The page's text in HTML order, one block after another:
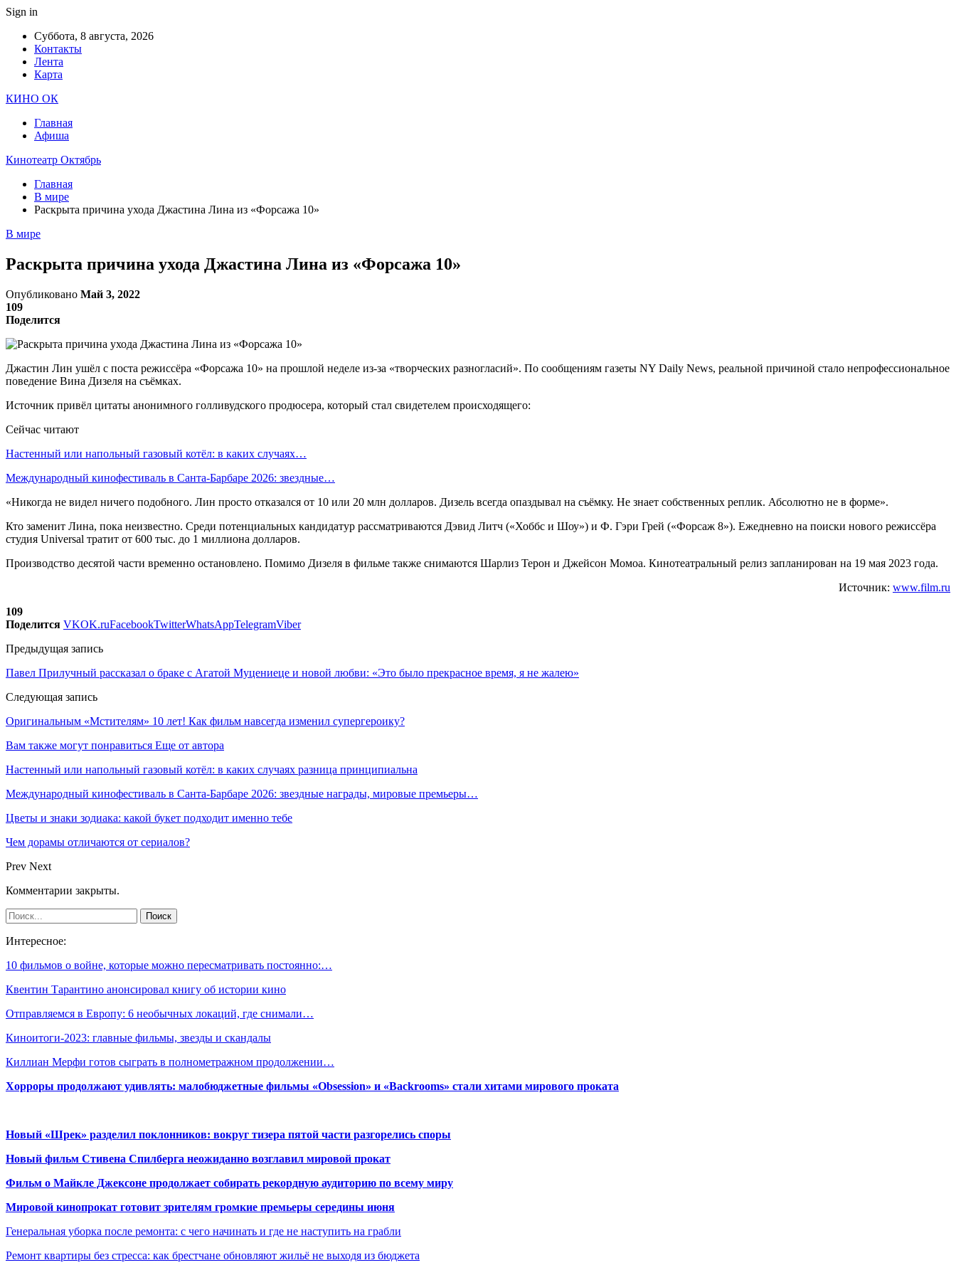
Sign in
Суббота, 8 августа, 2026
Контакты
Лента
Карта
КИНО ОК
Главная
Афиша
Кинотеатр Октябрь
Главная
В мире
Раскрыта причина ухода Джастина Лина из «Форсажа 10»
В мире
Раскрыта причина ухода Джастина Лина из «Форсажа 10»
Опубликовано Май 3, 2022
109
Поделится
Джастин Лин ушёл с поста режиссёра «Форсажа 10» на прошлой неделе из-за «творческих разногласий». По сообщениям газеты NY Daily News, реальной причиной стало непрофессиональное
поведение Вина Дизеля на съёмках.
Источник привёл цитаты анонимного голливудского продюсера, который стал свидетелем происходящего:
Сейчас читают
Настенный или напольный газовый котёл: в каких случаях…
Международный кинофестиваль в Санта-Барбаре 2026: звездные…
«Никогда не видел ничего подобного. Лин просто отказался от 10 или 20 млн долларов. Дизель всегда опаздывал на съёмку. Не знает собственных реплик. Абсолютно не в форме».
Кто заменит Лина, пока неизвестно. Среди потенциальных кандидатур рассматриваются Дэвид Литч («Хоббс и Шоу») и Ф. Гэри Грей («Форсаж 8»). Ежедневно на поиски нового режиссёра
студия Universal тратит от 600 тыс. до 1 миллиона долларов.
Производство десятой части временно остановлено. Помимо Дизеля в фильме также снимаются Шарлиз Терон и Джейсон Момоа. Кинотеатральный релиз запланирован на 19 мая 2023 года.
Источник: www.film.ru
109
Поделится VKOK.ruFacebookTwitterWhatsAppTelegramViber
Предыдущая запись
Павел Прилучный рассказал о браке с Агатой Муцениеце и новой любви: «Это было прекрасное время, я не жалею»
Следующая запись
Оригинальным «Мстителям» 10 лет! Как фильм навсегда изменил супергероику?
Вам также могут понравиться Еще от автора
Настенный или напольный газовый котёл: в каких случаях разница принципиальна
Международный кинофестиваль в Санта-Барбаре 2026: звездные награды, мировые премьеры…
Цветы и знаки зодиака: какой букет подходит именно тебе
Чем дорамы отличаются от сериалов?
Prev Next
Комментарии закрыты.
Интересное:
10 фильмов о войне, которые можно пересматривать постоянно:…
Квентин Тарантино анонсировал книгу об истории кино
Отправляемся в Европу: 6 необычных локаций, где снимали…
Киноитоги-2023: главные фильмы, звезды и скандалы
Киллиан Мерфи готов сыграть в полнометражном продолжении…
Хорроры продолжают удивлять: малобюджетные фильмы «Obsession» и «Backrooms» стали хитами мирового проката
Новый «Шрек» разделил поклонников: вокруг тизера пятой части разгорелись споры
Новый фильм Стивена Спилберга неожиданно возглавил мировой прокат
Фильм о Майкле Джексоне продолжает собирать рекордную аудиторию по всему миру
Мировой кинопрокат готовит зрителям громкие премьеры середины июня
Генеральная уборка после ремонта: с чего начинать и где не наступить на грабли
Ремонт квартиры без стресса: как брестчане обновляют жильё не выходя из бюджета